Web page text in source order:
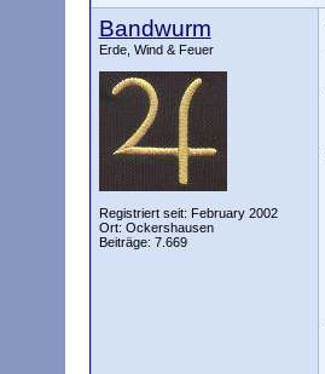
Bandwurm
Erde, Wind & Feuer
Registriert seit: February 2002
Ort: Ockershausen
Beiträge: 7.669